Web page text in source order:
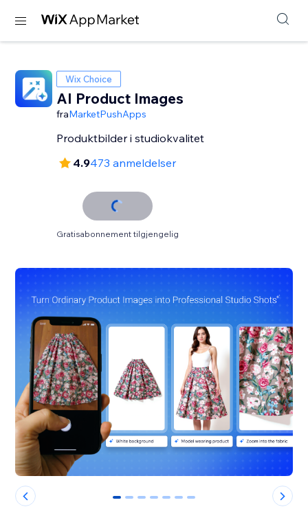
Wix Choice
AI Product Images
fraMarketPushApps
Produktbilder i studiokvalitet
4.9473 anmeldelser
Gratisabonnement tilgjengelig
0 1 2 3 4 5 6